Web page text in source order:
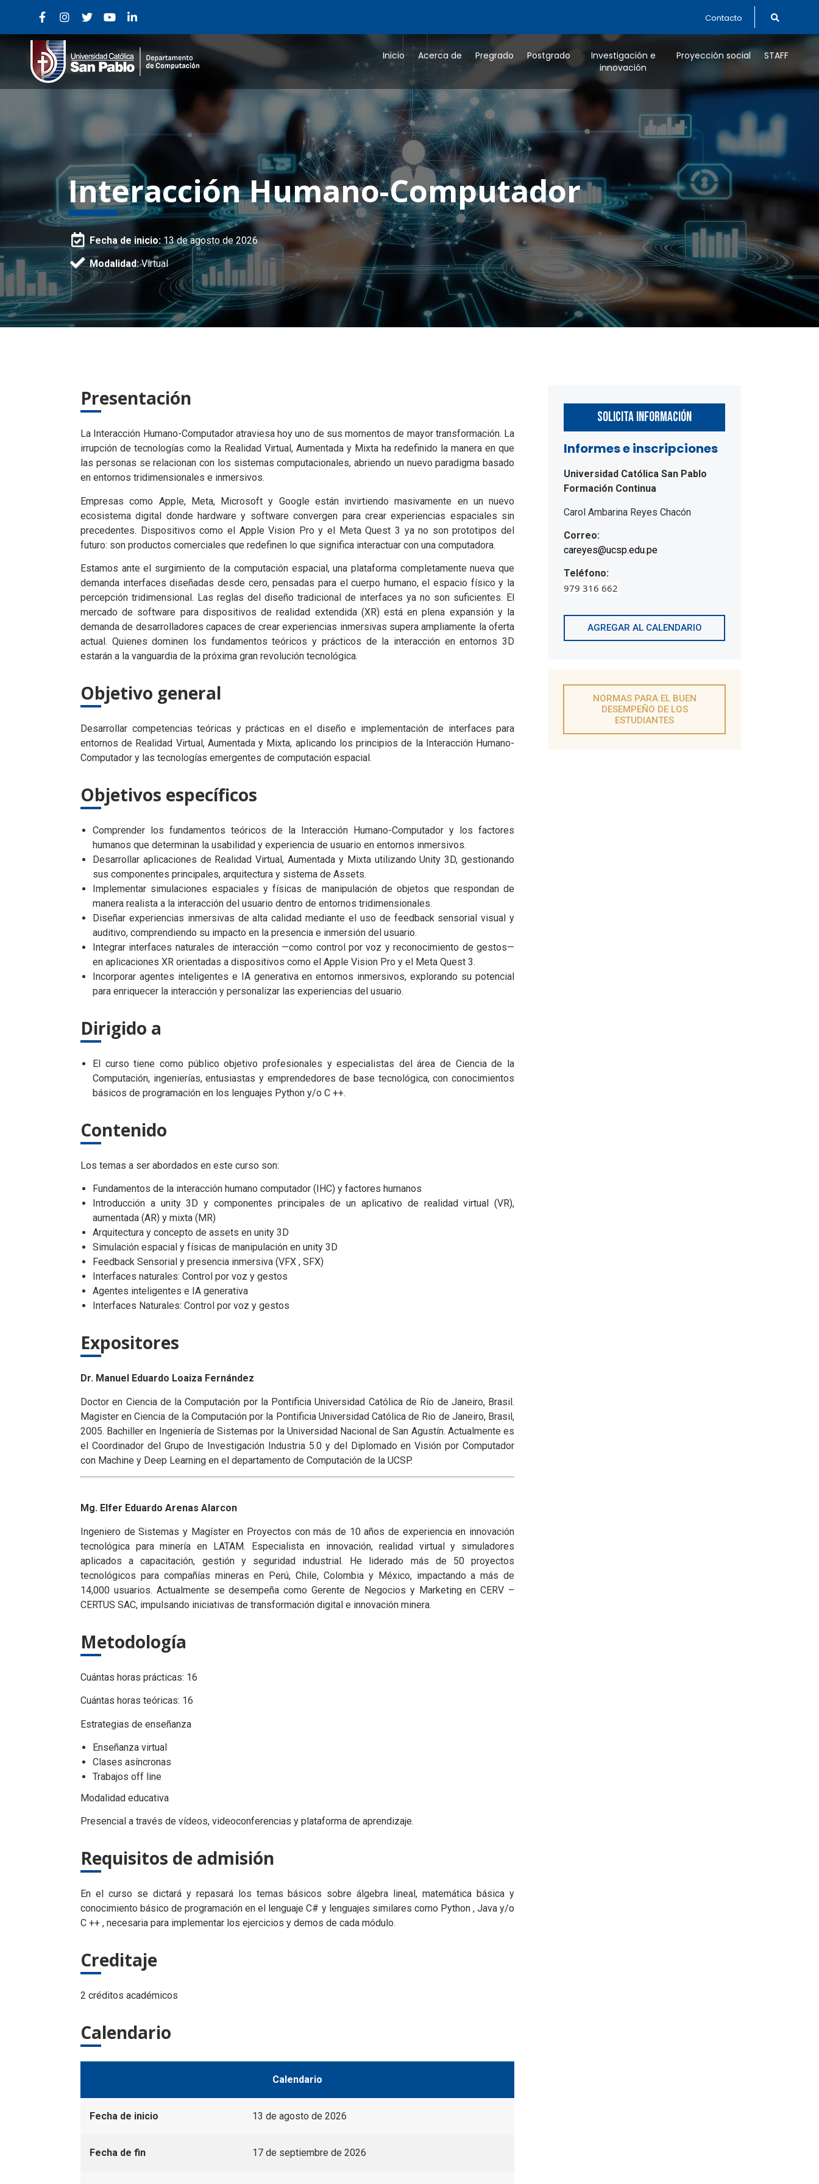
Contacto
Inicio Acerca de Pregrado Postgrado
Investigación e
innovación
Proyección social STAFF
Interacción Humano-Computador
Fecha de inicio:13 de agosto de 2026
Modalidad:Virtual
Presentación
La Interacción Humano-Computador atraviesa hoy uno de sus momentos de mayor transformación. La
irrupción de tecnologías como la Realidad Virtual, Aumentada y Mixta ha redefinido la manera en que
las personas se relacionan con los sistemas computacionales, abriendo un nuevo paradigma basado
en entornos tridimensionales e inmersivos.
Empresas como Apple, Meta, Microsoft y Google están invirtiendo masivamente en un nuevo
ecosistema digital donde hardware y software convergen para crear experiencias espaciales sin
precedentes. Dispositivos como el Apple Vision Pro y el Meta Quest 3 ya no son prototipos del
futuro: son productos comerciales que redefinen lo que significa interactuar con una computadora.
Estamos ante el surgimiento de la computación espacial, una plataforma completamente nueva que
demanda interfaces diseñadas desde cero, pensadas para el cuerpo humano, el espacio físico y la
percepción tridimensional. Las reglas del diseño tradicional de interfaces ya no son suficientes. El
mercado de software para dispositivos de realidad extendida (XR) está en plena expansión y la
demanda de desarrolladores capaces de crear experiencias inmersivas supera ampliamente la oferta
actual. Quienes dominen los fundamentos teóricos y prácticos de la interacción en entornos 3D
estarán a la vanguardia de la próxima gran revolución tecnológica.
Objetivo general
Desarrollar competencias teóricas y prácticas en el diseño e implementación de interfaces para
entornos de Realidad Virtual, Aumentada y Mixta, aplicando los principios de la Interacción Humano-
Computador y las tecnologías emergentes de computación espacial.
Objetivos específicos
Comprender los fundamentos teóricos de la Interacción Humano-Computador y los factores
humanos que determinan la usabilidad y experiencia de usuario en entornos inmersivos.
Desarrollar aplicaciones de Realidad Virtual, Aumentada y Mixta utilizando Unity 3D, gestionando
sus componentes principales, arquitectura y sistema de Assets.
Implementar simulaciones espaciales y físicas de manipulación de objetos que respondan de
manera realista a la interacción del usuario dentro de entornos tridimensionales.
Diseñar experiencias inmersivas de alta calidad mediante el uso de feedback sensorial visual y
auditivo, comprendiendo su impacto en la presencia e inmersión del usuario.
Integrar interfaces naturales de interacción —como control por voz y reconocimiento de gestos—
en aplicaciones XR orientadas a dispositivos como el Apple Vision Pro y el Meta Quest 3.
Incorporar agentes inteligentes e IA generativa en entornos inmersivos, explorando su potencial
para enriquecer la interacción y personalizar las experiencias del usuario.
Dirigido a
El curso tiene como público objetivo profesionales y especialistas del área de Ciencia de la
Computación, ingenierías, entusiastas y emprendedores de base tecnológica, con conocimientos
básicos de programación en los lenguajes Python y/o C ++.
Contenido
Los temas a ser abordados en este curso son:
Fundamentos de la interacción humano computador (IHC) y factores humanos
Introducción a unity 3D y componentes principales de un aplicativo de realidad virtual (VR),
aumentada (AR) y mixta (MR)
Arquitectura y concepto de assets en unity 3D
Simulación espacial y físicas de manipulación en unity 3D
Feedback Sensorial y presencia inmersiva (VFX , SFX)
Interfaces naturales: Control por voz y gestos
Agentes inteligentes e IA generativa
Interfaces Naturales: Control por voz y gestos
Expositores
Dr. Manuel Eduardo Loaiza Fernández
Doctor en Ciencia de la Computación por la Pontificia Universidad Católica de Río de Janeiro, Brasil.
Magister en Ciencia de la Computación por la Pontificia Universidad Católica de Rio de Janeiro, Brasil,
2005. Bachiller en Ingeniería de Sistemas por la Universidad Nacional de San Agustín. Actualmente es
el Coordinador del Grupo de Investigación Industria 5.0 y del Diplomado en Visión por Computador
con Machine y Deep Learning en el departamento de Computación de la UCSP.
Mg. Elfer Eduardo Arenas Alarcon
Ingeniero de Sistemas y Magíster en Proyectos con más de 10 años de experiencia en innovación
tecnológica para minería en LATAM. Especialista en innovación, realidad virtual y simuladores
aplicados a capacitación, gestión y seguridad industrial. He liderado más de 50 proyectos
tecnológicos para compañías mineras en Perú, Chile, Colombia y México, impactando a más de
14,000 usuarios. Actualmente se desempeña como Gerente de Negocios y Marketing en CERV –
CERTUS SAC, impulsando iniciativas de transformación digital e innovación minera.
Metodología
Cuántas horas prácticas: 16
Cuántas horas teóricas: 16
Estrategias de enseñanza
Enseñanza virtual
Clases asíncronas
Trabajos off line
Modalidad educativa
Presencial a través de vídeos, videoconferencias y plataforma de aprendizaje.
Requisitos de admisión
En el curso se dictará y repasará los temas básicos sobre álgebra lineal, matemática básica y
conocimiento básico de programación en el lenguaje C# y lenguajes similares como Python , Java y/o
C ++ , necesaria para implementar los ejercicios y demos de cada módulo.
Creditaje
2 créditos académicos
Calendario
Calendario
Fecha de inicio 13 de agosto de 2026
Fecha de fin 17 de septiembre de 2026
Solicita Información
Informes e inscripciones
Universidad Católica San Pablo
Formación Continua
Carol Ambarina Reyes Chacón
Correo:
careyes@ucsp.edu.pe
Teléfono:
979 316 662
AGREGAR AL CALENDARIO
NORMAS PARA EL BUEN
DESEMPEÑO DE LOS
ESTUDIANTES